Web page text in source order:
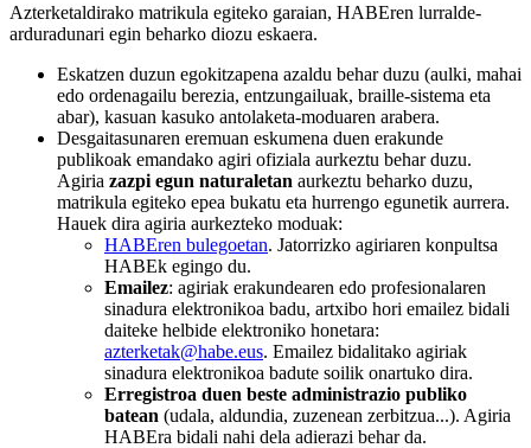
Azterketaldirako matrikula egiteko garaian, HABEren lurralde-
arduradunari egin beharko diozu eskaera.
Eskatzen duzun egokitzapena azaldu behar duzu (aulki, mahai
edo ordenagailu berezia, entzungailuak, braille-sistema eta
abar), kasuan kasuko antolaketa-moduaren arabera.
Desgaitasunaren eremuan eskumena duen erakunde
publikoak emandako agiri ofiziala aurkeztu behar duzu.
Agiria zazpi egun naturaletan aurkeztu beharko duzu,
matrikula egiteko epea bukatu eta hurrengo egunetik aurrera.
Hauek dira agiria aurkezteko moduak:
HABEren bulegoetan. Jatorrizko agiriaren konpultsa
HABEk egingo du.
Emailez: agiriak erakundearen edo profesionalaren
sinadura elektronikoa badu, artxibo hori emailez bidali
daiteke helbide elektroniko honetara:
azterketak@habe.eus. Emailez bidalitako agiriak
sinadura elektronikoa badute soilik onartuko dira.
Erregistroa duen beste administrazio publiko
batean (udala, aldundia, zuzenean zerbitzua...). Agiria
HABEra bidali nahi dela adierazi behar da.